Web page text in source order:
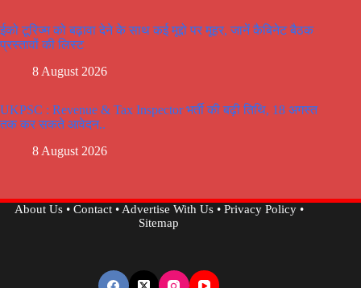
ईको टूरिज्म को बढ़ावा देने के साथ कई मूद्दो पर मूहर, जानें कैबिनेट बैठक
प्रस्तावों की लिस्ट
8 August 2026
UKPSC : Revenue & Tax Inspector भर्ती की बढ़ी तिथि, 18 अगस्त
तक कर सकते आवेदन..
8 August 2026
About Us• Contact•Advertise With Us• Privacy Policy•
Sitemap